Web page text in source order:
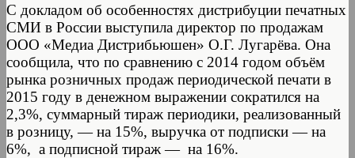
С докладом об особенностях дистрибуции печатных
СМИ в России выступила директор по продажам
ООО «Медиа Дистрибьюшен» О.Г. Лугарёва. Она
сообщила, что по сравнению с 2014 годом объём
рынка розничных продаж периодической печати в
2015 году в денежном выражении сократился на
2,3%, суммарный тираж периодики, реализованный
в розницу, — на 15%, выручка от подписки — на
6%, а подписной тираж — на 16%.